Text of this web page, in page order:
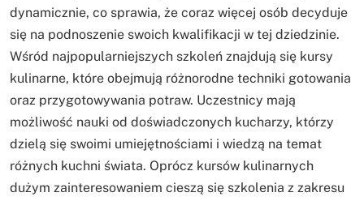
dynamicznie, co sprawia, że coraz więcej osób decyduje
się na podnoszenie swoich kwalifikacji w tej dziedzinie.
Wśród najpopularniejszych szkoleń znajdują się kursy
kulinarne, które obejmują różnorodne techniki gotowania
oraz przygotowywania potraw. Uczestnicy mają
możliwość nauki od doświadczonych kucharzy, którzy
dzielą się swoimi umiejętnościami i wiedzą na temat
różnych kuchni świata. Oprócz kursów kulinarnych
dużym zainteresowaniem cieszą się szkolenia z zakresu